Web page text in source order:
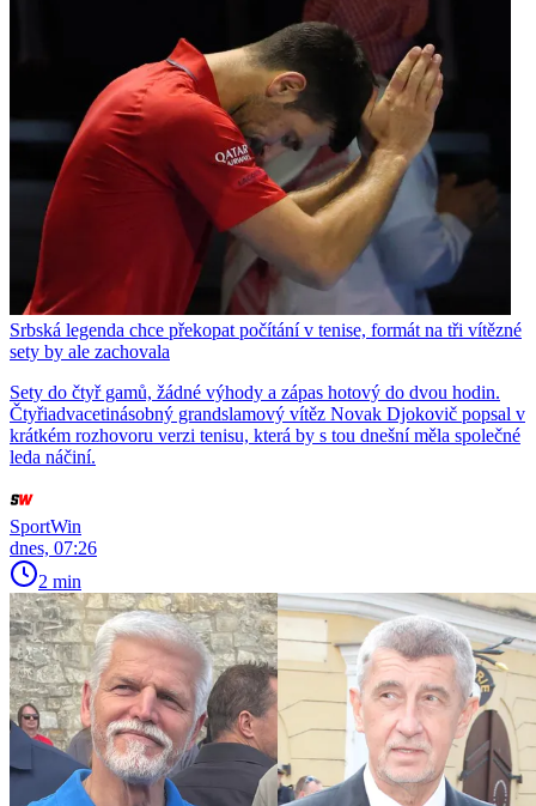
Srbská legenda chce překopat počítání v tenise, formát na tři vítězné
sety by ale zachovala
Sety do čtyř gamů, žádné výhody a zápas hotový do dvou hodin.
Čtyřiadvacetinásobný grandslamový vítěz Novak Djokovič popsal v
krátkém rozhovoru verzi tenisu, která by s tou dnešní měla společné
leda náčiní.
SportWin
dnes, 07:26
2 min